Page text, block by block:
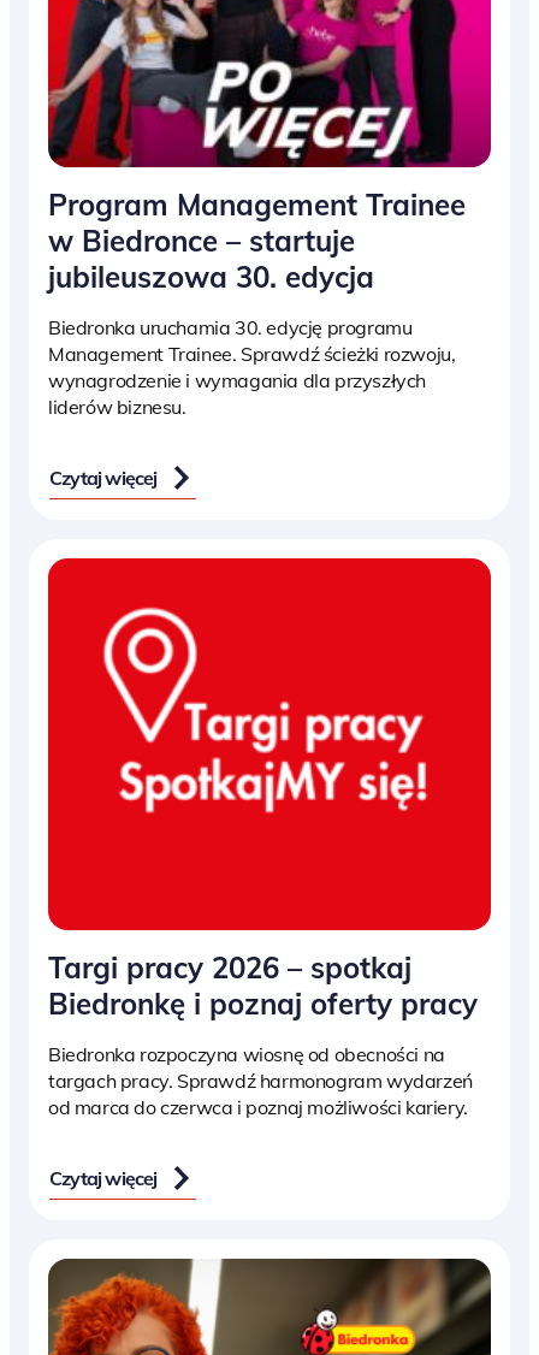
Program Management Trainee
w Biedronce – startuje
jubileuszowa 30. edycja
Biedronka uruchamia 30. edycję programu
Management Trainee. Sprawdź ścieżki rozwoju,
wynagrodzenie i wymagania dla przyszłych
liderów biznesu.
Czytaj więcej
Targi pracy 2026 – spotkaj
Biedronkę i poznaj oferty pracy
Biedronka rozpoczyna wiosnę od obecności na
targach pracy. Sprawdź harmonogram wydarzeń
od marca do czerwca i poznaj możliwości kariery.
Czytaj więcej